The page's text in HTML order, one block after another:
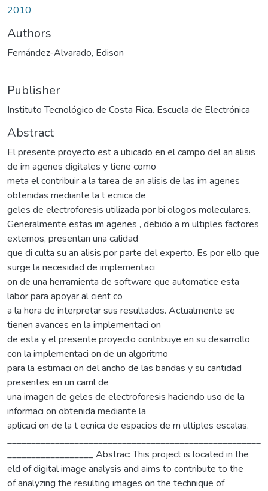
2010
Authors
Fernández-Alvarado, Edison
Publisher
Instituto Tecnológico de Costa Rica. Escuela de Electrónica
Abstract
El presente proyecto est a ubicado en el campo del an alisis
de im agenes digitales y tiene como
meta el contribuir a la tarea de an alisis de las im agenes
obtenidas mediante la t ecnica de
geles de electroforesis utilizada por bi ologos moleculares.
Generalmente estas im agenes , debido a m ultiples factores
externos, presentan una calidad
que di culta su an alisis por parte del experto. Es por ello que
surge la necesidad de implementaci
on de una herramienta de software que automatice esta
labor para apoyar al cient co
a la hora de interpretar sus resultados. Actualmente se
tienen avances en la implementaci on
de esta y el presente proyecto contribuye en su desarrollo
con la implementaci on de un algoritmo
para la estimaci on del ancho de las bandas y su cantidad
presentes en un carril de
una imagen de geles de electroforesis haciendo uso de la
informaci on obtenida mediante la
aplicaci on de la t ecnica de espacios de m ultiples escalas.
_____________________________________________________
__________________ Abstrac: This project is located in the
eld of digital image analysis and aims to contribute to the
of analyzing the resulting images on the technique of